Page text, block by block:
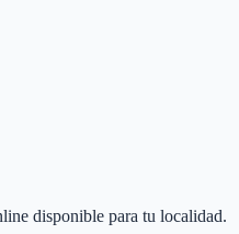
disponible para tu localidad.